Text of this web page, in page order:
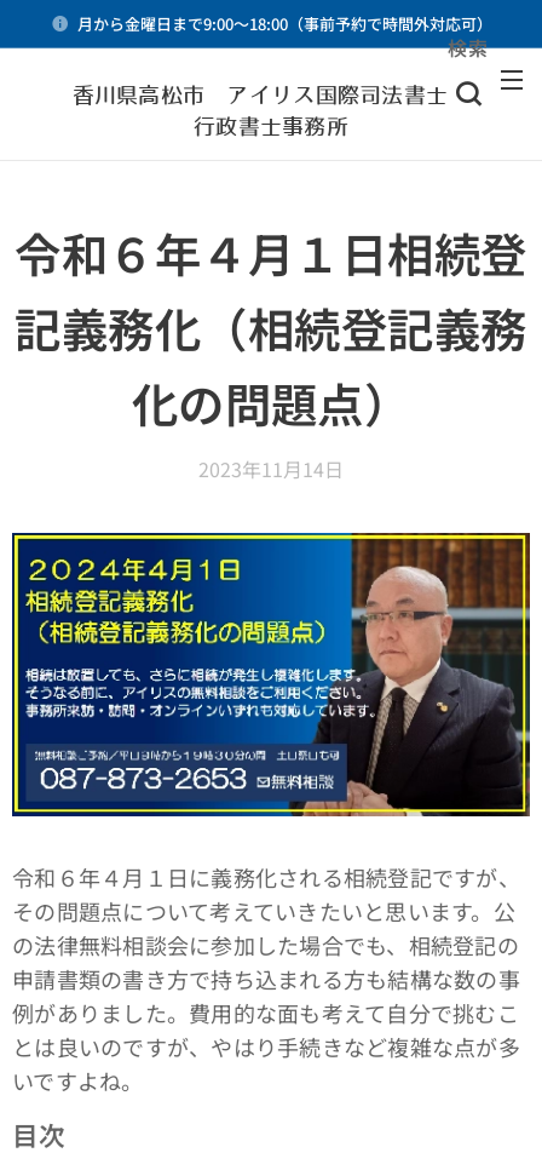
月から金曜日まで9:00～18:00（事前予約で時間外対応可）
香川県高松市 アイリス国際司法書士・
行政書士事務所
検索
令和６年４月１日相続登
記義務化（相続登記義務
化の問題点）
2023年11月14日
令和６年４月１日に義務化される相続登記ですが、
その問題点について考えていきたいと思います。公
の法律無料相談会に参加した場合でも、相続登記の
申請書類の書き方で持ち込まれる方も結構な数の事
例がありました。費用的な面も考えて自分で挑むこ
とは良いのですが、やはり手続きなど複雑な点が多
いですよね。
目次